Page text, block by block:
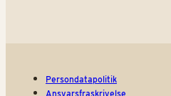
Persondatapolitik
Ansvarsfraskrivelse